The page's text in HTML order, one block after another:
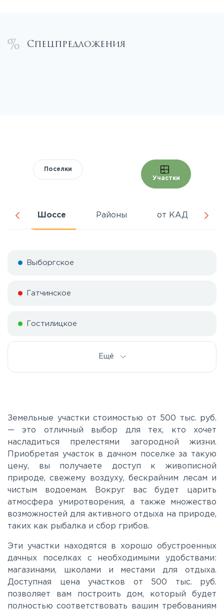
Спецпредложения
Поселки
Участки
Шоссе Районы от КАД
Выборгское
Гатчинское
Гостилицкое
Киевское
Ленинградское
Московское
Мурманское
Приморское
Приозерское
Ещё
Земельные участки стоимостью от 500 тыс. руб.
— это отличный выбор для тех, кто хочет
насладиться прелестями загородной жизни.
Приобретая участок в дачном поселке за такую
цену, вы получаете доступ к живописной
природе, свежему воздуху, бескрайним лесам и
чистым водоемам. Вокруг вас будет царить
атмосфера умиротворения, а также множество
возможностей для активного отдыха на природе,
таких как рыбалка и сбор грибов.
Эти участки находятся в хорошо обустроенных
дачных поселках с необходимыми удобствами:
магазинами, школами и местами для отдыха.
Доступная цена участков от 500 тыс. руб.
позволяет вам построить дом, который будет
полностью соответствовать вашим требованиям